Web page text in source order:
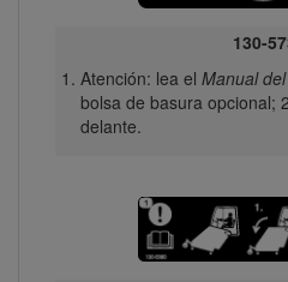
130-
Atención: lea el Manual
bolsa de basura opcional;
delante.